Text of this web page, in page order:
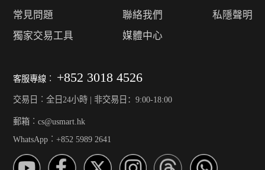
常見問題
獨家交易工具
聯絡我們
媒體中心
私隱聲明
客服專線︰ +852 3018 4526
交易日︰全日24小時 | 非交易日：9:00-18:00
郵箱︰cs@usmart.hk
WhatsApp︰+852 5989 2641